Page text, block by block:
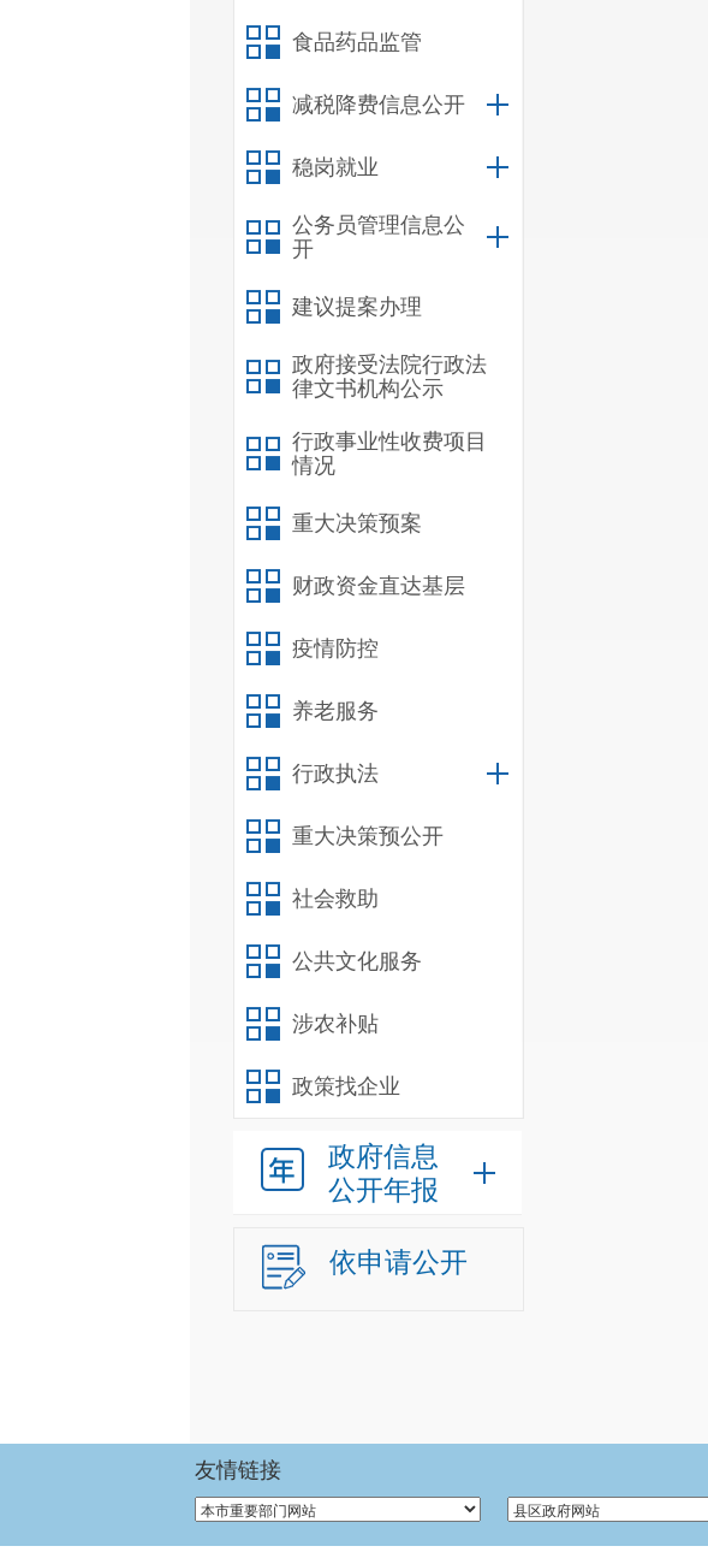
食品药品监管
减税降费信息公开
稳岗就业
公务员管理信息公
开
建议提案办理
政府接受法院行政法
律文书机构公示
行政事业性收费项目
情况
重大决策预案
财政资金直达基层
疫情防控
养老服务
行政执法
重大决策预公开
社会救助
公共文化服务
涉农补贴
政策找企业
政府信息
公开年报
依申请公开
友情链接